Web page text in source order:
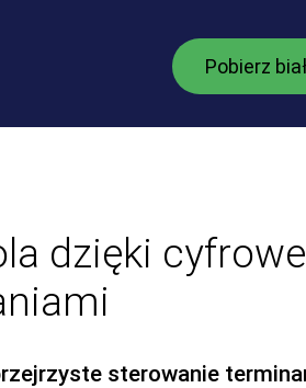
Pobierz
dzięki
sterowanie